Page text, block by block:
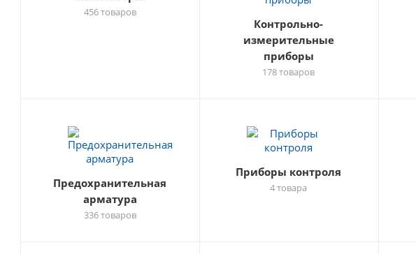
456 товаров
Контрольно-
измерительные
приборы
178 товаров
Предохранительная
арматура
336 товаров
Приборы контроля
4 товара